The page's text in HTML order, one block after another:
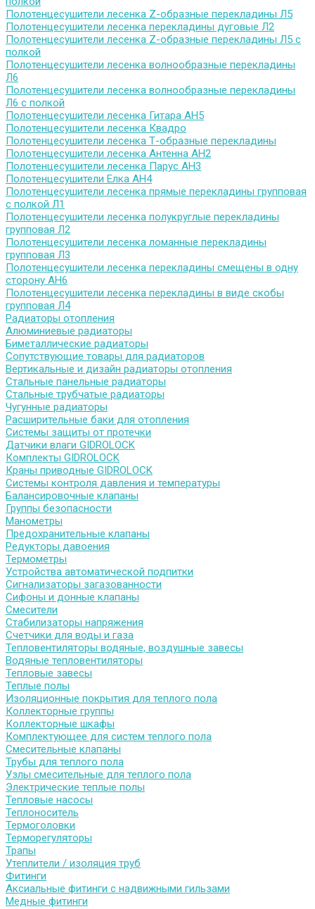
Полотенцесушители лесенка Z-образные перекладины Л5
Полотенцесушители лесенка перекладины дуговые Л2
Полотенцесушители лесенка Z-образные перекладины Л5 с
полкой
Полотенцесушители лесенка волнообразные перекладины
Л6
Полотенцесушители лесенка волнообразные перекладины
Л6 с полкой
Полотенцесушители лесенка Гитара АН5
Полотенцесушители лесенка Квадро
Полотенцесушители лесенка Т-образные перекладины
Полотенцесушители лесенка Антенна АН2
Полотенцесушители лесенка Парус АН3
Полотенцесушители Елка АН4
Полотенцесушители лесенка прямые перекладины групповая
с полкой Л1
Полотенцесушители лесенка полукруглые перекладины
групповая Л2
Полотенцесушители лесенка ломанные перекладины
групповая Л3
Полотенцесушители лесенка перекладины смещены в одну
сторону АН6
Полотенцесушители лесенка перекладины в виде скобы
групповая Л4
Радиаторы отопления
Алюминиевые радиаторы
Биметаллические радиаторы
Сопутствующие товары для радиаторов
Вертикальные и дизайн радиаторы отопления
Стальные панельные радиаторы
Стальные трубчатые радиаторы
Чугунные радиаторы
Расширительные баки для отопления
Системы защиты от протечки
Датчики влаги GIDROLOCK
Комплекты GIDROLOCK
Краны приводные GIDROLOCK
Системы контроля давления и температуры
Балансировочные клапаны
Группы безопасности
Манометры
Предохранительные клапаны
Редукторы давоения
Термометры
Устройства автоматической подпитки
Сигнализаторы загазованности
Сифоны и донные клапаны
Смесители
Стабилизаторы напряжения
Счетчики для воды и газа
Тепловентиляторы водяные, воздушные завесы
Водяные тепловентиляторы
Тепловые завесы
Теплые полы
Изоляционные покрытия для теплого пола
Коллекторные группы
Коллекторные шкафы
Комплектующее для систем теплого пола
Смесительные клапаны
Трубы для теплого пола
Узлы смесительные для теплого пола
Электрические теплые полы
Тепловые насосы
Теплоноситель
Термоголовки
Терморегуляторы
Трапы
Утеплители / изоляция труб
Фитинги
Аксиальные фитинги с надвижными гильзами
Медные фитинги